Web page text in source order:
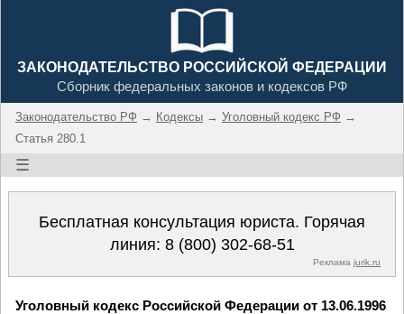
ЗАКОНОДАТЕЛЬСТВО РОССИЙСКОЙ ФЕДЕРАЦИИ
Сборник федеральных законов и кодексов РФ
Законодательство РФ → Кодексы → Уголовный кодекс РФ →
Статья 280.1
☰
Бесплатная консультация юриста. Горячая
линия: 8 (800) 302-68-51
Реклама jurik.ru
Уголовный кодекс Российской Федерации от 13.06.1996